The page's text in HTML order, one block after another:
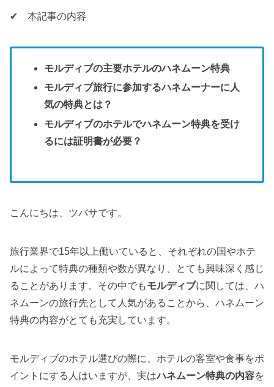
✔ 本記事の内容
モルディブの主要ホテルのハネムーン特典
モルディブ旅行に参加するハネムーナーに人
気の特典とは？
モルディブのホテルでハネムーン特典を受け
るには証明書が必要？
こんにちは、ツバサです。
旅行業界で15年以上働いていると、それぞれの国やホテ
ルによって特典の種類や数が異なり、とても興味深く感じ
ることがあります。その中でもモルディブに関しては、ハ
ネムーンの旅行先として人気があることから、ハネムーン
特典の内容がとても充実しています。
モルディブのホテル選びの際に、ホテルの客室や食事をポ
イントにする人はいますが、実はハネムーン特典の内容を